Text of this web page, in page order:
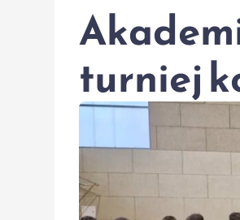
turniej